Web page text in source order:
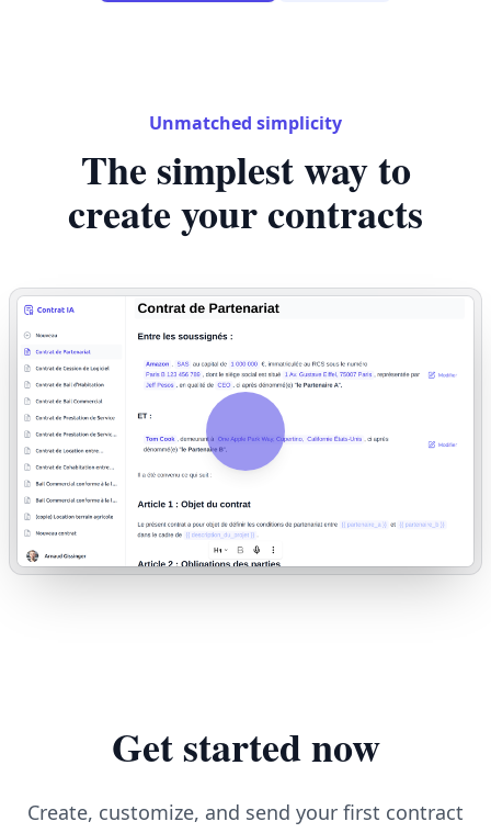
Unmatched simplicity
The simplest way to
create your contracts
Get started now
Create, customize, and send your first contract